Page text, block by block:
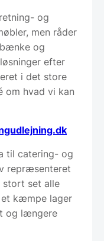
og
men råder
og
efter
i det store
om hvad vi kan
til catering- og
repræsenteret
stort set alle
et kæmpe lager
og længere